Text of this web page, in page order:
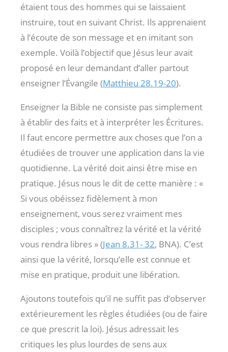
étaient tous des hommes qui se laissaient
instruire, tout en suivant Christ. Ils apprenaient
à l’écoute de son message et en imitant son
exemple. Voilà l’objectif que Jésus leur avait
proposé en leur demandant d’aller partout
enseigner l’Évangile (Matthieu 28.19-20).
Enseigner la Bible ne consiste pas simplement
à établir des faits et à interpréter les Écritures.
Il faut encore permettre aux choses que l’on a
étudiées de trouver une application dans la vie
quotidienne. La vérité doit ainsi être mise en
pratique. Jésus nous le dit de cette manière : «
Si vous obéissez fidèlement à mon
enseignement, vous serez vraiment mes
disciples ; vous connaîtrez la vérité et la vérité
vous rendra libres » (Jean 8.31- 32, BNA). C’est
ainsi que la vérité, lorsqu’elle est connue et
mise en pratique, produit une libération.
Ajoutons toutefois qu’il ne suffit pas d’observer
extérieurement les règles étudiées (ou de faire
ce que prescrit la loi). Jésus adressait les
critiques les plus lourdes de sens aux